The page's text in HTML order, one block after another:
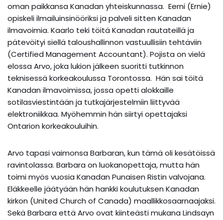
oman paikkansa Kanadan yhteiskunnassa. Eerni (Ernie)
opiskeli ilmailuinsinööriksi ja palveli sitten Kanadan
ilmavoimia. Kaarlo teki töitä Kanadan rautateillä ja
pätevöityi siellä taloushallinnon vastuullisiin tehtäviin
(Certified Management Accountant). Pojista on vielä
elossa Arvo, joka lukion jälkeen suoritti tutkinnon
teknisessä korkeakoulussa Torontossa. Hän sai töitä
Kanadan ilmavoimissa, jossa opetti alokkaille
sotilasviestintään ja tutkajärjestelmiin liittyvää
elektroniikkaa. Myöhemmin hän siirtyi opettajaksi
Ontarion korkeakouluihin.
Arvo tapasi vaimonsa Barbaran, kun tämä oli kesätöissä
ravintolassa. Barbara on luokanopettaja, mutta hän
toimi myös vuosia Kanadan Punaisen Ristin valvojana.
Eläkkeelle jäätyään hän hankki koulutuksen Kanadan
kirkon (United Church of Canada) maallikkosaarnaajaksi.
Sekä Barbara että Arvo ovat kiinteästi mukana Lindsayn